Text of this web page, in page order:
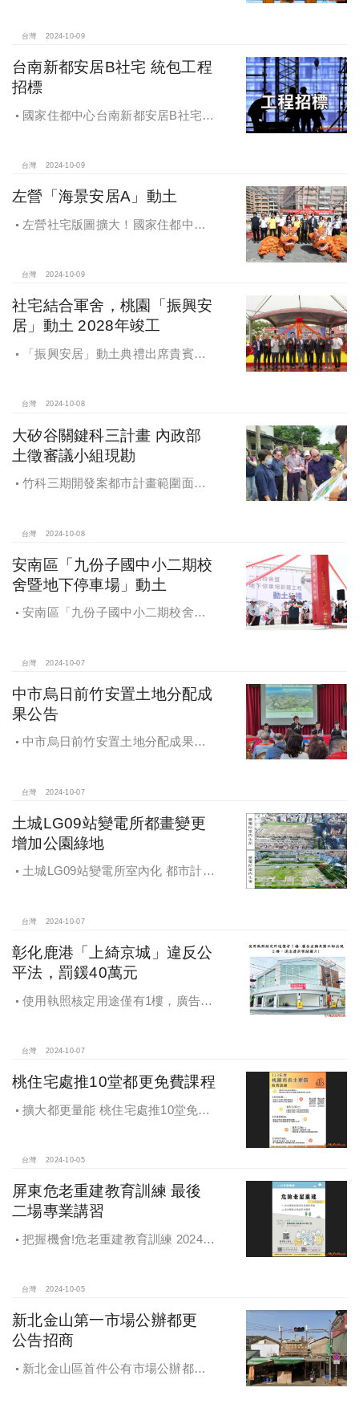
台灣 2024-10-09
台南新都安居B社宅 統包工程
招標
國家住都中心台南新都安居B社宅
台灣 2024-10-09
左營「海景安居A」動土
左營社宅版圖擴大！國家住都中心
台灣 2024-10-09
社宅結合軍舍，桃園「振興安
居」動土 2028年竣工
「振興安居」動土典禮出席貴賓有
財政部國有財產署曾國基署長、桃園
賓，祈求工程順利進行。
台灣 2024-10-08
大矽谷關鍵科三計畫 內政部
土徵審議小組現勘
竹科三期開發案都市計畫範圍面積
分地區
台灣 2024-10-08
安南區「九份子國中小二期校
舍暨地下停車場」動土
安南區「九份子國中小二期校舍暨
台灣 2024-10-07
中市烏日前竹安置土地分配成
果公告
中市烏日前竹安置土地分配成果公
台灣 2024-10-07
土城LG09站變電所都畫變更
增加公園綠地
土城LG09站變電所室內化 都市計畫
台灣 2024-10-07
彰化鹿港「上綺京城」違反公
平法，罰鍰40萬元
使用執照核定用途僅有1樓，廣告宣
台灣 2024-10-07
桃住宅處推10堂都更免費課程
擴大都更量能 桃住宅處推10堂免費
台灣 2024-10-05
屏東危老重建教育訓練 最後
二場專業講習
把握機會!危老重建教育訓練 2024年
台灣 2024-10-05
新北金山第一市場公辦都更
公告招商
新北金山區首件公有市場公辦都更